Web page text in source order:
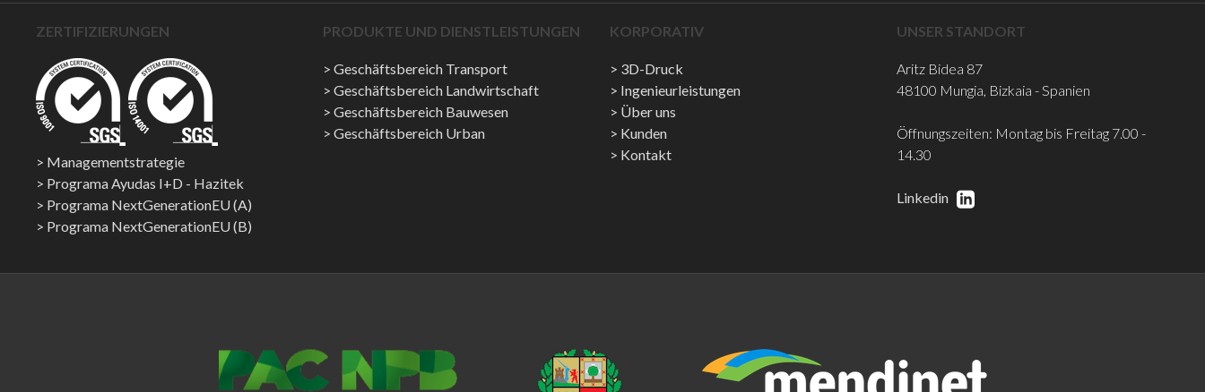
ZERTIFIZIERUNGEN
Managementstrategie
Programa Ayudas I+D - Hazitek
Programa NextGenerationEU (A)
Programa NextGenerationEU (B)
PRODUKTE UND DIENSTLEISTUNGEN
Geschäftsbereich Transport
Geschäftsbereich Landwirtschaft
Geschäftsbereich Bauwesen
Geschäftsbereich Urban
KORPORATIV
3D-Druck
Ingenieurleistungen
Über uns
Kunden
Kontakt
UNSER STANDORT
Aritz Bidea 87
48100 Mungia, Bizkaia - Spanien
Öffnungszeiten: Montag bis Freitag 7.00 -
14.30
Linkedin